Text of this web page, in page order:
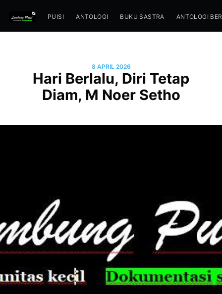
PUISI ANTOLOGI BUKU SASTRA ANTOLOGI
8 APRIL 2026
Hari Berlalu, Diri Tetap
Diam, M Noer Setho